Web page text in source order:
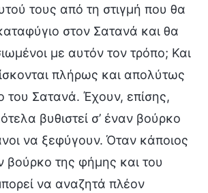
τους από τη στιγμή που θα
στον Σατανά και θα
με αυτόν τον τρόπο; Και
πλήρως και απολύτως
του Σατανά. Έχουν, επίσης,
βυθιστεί σ’ έναν βούρκο
να ξεφύγουν. Όταν κάποιος
βούρκο της φήμης και του
να αναζητά πλέον